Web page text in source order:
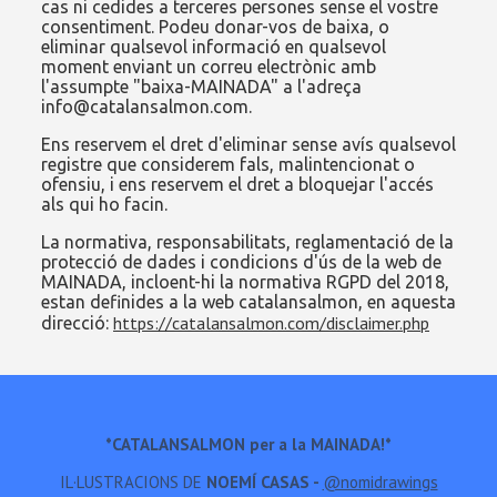
cas ni cedides a terceres persones sense el vostre
consentiment. Podeu donar-vos de baixa, o
eliminar qualsevol informació en qualsevol
moment enviant un correu electrònic amb
l'assumpte "baixa-MAINADA" a l'adreça
info@catalansalmon.com.
Ens reservem el dret d'eliminar sense avís qualsevol
registre que considerem fals, malintencionat o
ofensiu, i ens reservem el dret a bloquejar l'accés
als qui ho facin.
La normativa, responsabilitats, reglamentació de la
protecció de dades i condicions d'ús de la web de
MAINADA, incloent-hi la normativa RGPD del 2018,
estan definides a la web catalansalmon, en aquesta
direcció: https://catalansalmon.com/disclaimer.php
*CATALANSALMON per a la MAINADA!*
IL·LUSTRACIONS DE NOEMÍ CASAS - @nomidrawings